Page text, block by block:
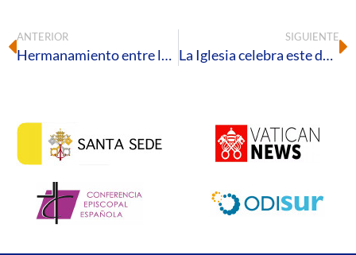
ANTERIOR
Hermanamiento entre la Hermandad de la Cinta y la Matriz del Rocío de Almonte
SIGUIENTE
La Iglesia celebra este domingo la Pascua del Enfermo